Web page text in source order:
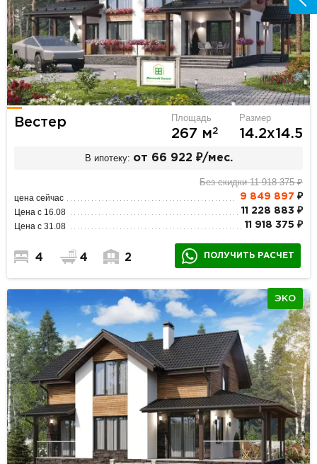
Вестер Площадь
267 м2
Размер
14.2х14.5
В ипотеку: от 66 922 ₽/мес.
Без скидки 11 918 375 ₽
цена сейчас 9 849 897 ₽
Цена с 16.08 11 228 883 ₽
Цена с 31.08 11 918 375 ₽
4 4 2 ПОЛУЧИТЬ РАСЧЕТ
ЭКО